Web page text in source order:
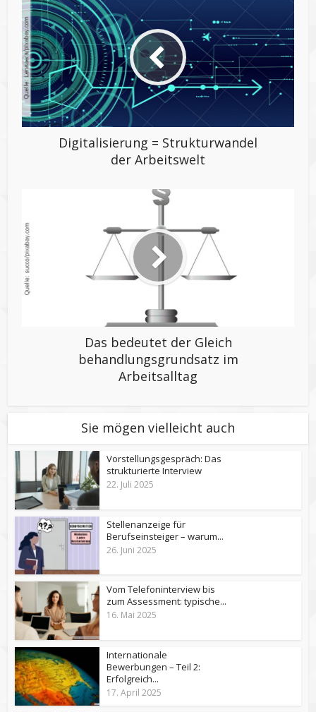
Digitalisierung = Strukturwandel
der Arbeitswelt
Das bedeutet der Gleich
behandlungsgrundsatz im
Arbeitsalltag
Sie mögen vielleicht auch
Vorstellungsgespräch: Das
strukturierte Interview
22. Juli 2025
Stellenanzeige für
Berufseinsteiger – warum...
26. Juni 2025
Vom Telefoninterview bis
zum Assessment: typische...
16. Mai 2025
Internationale
Bewerbungen – Teil 2:
Erfolgreich...
17. April 2025